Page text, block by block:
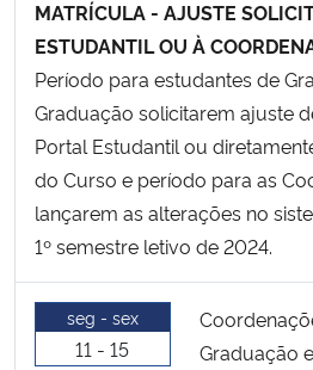
MATRÍCULA - AJUSTE
ESTUDANTIL OU À
Período para estudantes de
Graduação solicitarem ajuste
Portal Estudantil ou
do Curso e período para as
lançarem as alterações no
1º semestre letivo de 2024.
seg - sex
11 - 15
Graduação